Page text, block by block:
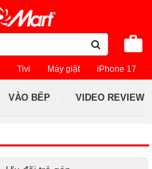
Tivi Máy giặt iPhone 17
VÀO BẾP VIDEO REVIEW